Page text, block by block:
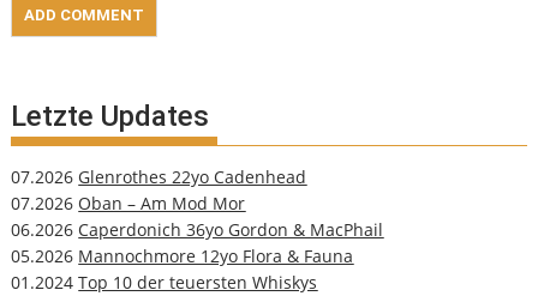
Letzte Updates
07.2026 Glenrothes 22yo Cadenhead
07.2026 Oban – Am Mod Mor
06.2026 Caperdonich 36yo Gordon & MacPhail
05.2026 Mannochmore 12yo Flora & Fauna
01.2024Top 10 der teuersten Whiskys